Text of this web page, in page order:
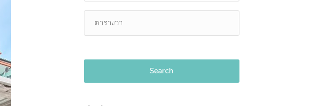
Search